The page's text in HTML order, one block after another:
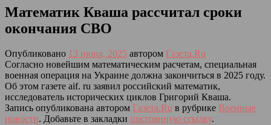
Математик Кваша рассчитал сроки
окончания СВО
Опубликовано 13 июня, 2025 автором Газета.Ru
Согласно новейшим математическим расчетам, специальная
военная операция на Украине должна закончиться в 2025 году.
Об этом газете aif. ru заявил российский математик,
исследователь исторических циклов Григорий Кваша.
Запись опубликована автором Газета.Ru в рубрике Военные
новости. Добавьте в закладки постоянную ссылку.